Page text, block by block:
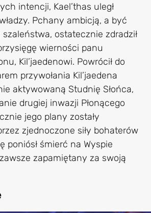
intencji, Kael’thas uległ
Pchany ambicją, a być
ostatecznie zdradził
wierności panu
Kil’jaedenowi. Powrócił do
przywołania Kil’jaedena
aktywowaną Studnię Słońca,
drugiej inwazji Płonącego
jego plany zostały
zjednoczone siły bohaterów
poniósł śmierć na Wyspie
zapamiętany za swoją